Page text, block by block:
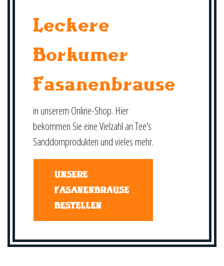
Leckere
Borkumer
Fasanenbrause
in unserem Online-Shop. Hier
bekommen Sie eine Vielzahl an Tee's
Sanddornprodukten und vieles mehr.
UNSERE
FASANENBRAUSE
BESTELLEN